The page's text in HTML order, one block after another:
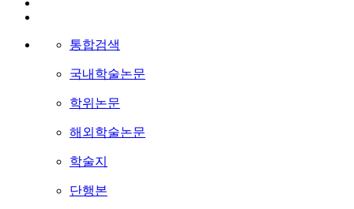
통합검색
국내학술논문
학위논문
해외학술논문
학술지
단행본